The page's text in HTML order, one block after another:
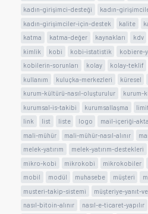
kadın-girişimci-desteği
kadın-
kadın-girişimciler-için-destek
kalite
katma
katma-değer kaynakları kdv
kimlik
kobi kobi-istatistik kobiere-
kobilerin-sorunları
kolay kolay-teklif
kullanım
kuluçka-merkezleri küresel
kurum-kültürü-nasıl-oluşturulur
kurum-
kurumsal-is-takibi
kurumsallaşma limit
link
list liste logo mail-içeriği-
mali-mühür
mali-mühür-nasıl-alınır
melek-yatırım
melek-yatırım-destekleri
mikro-kobi
mikrokobi mikrokobiler
mobil
modül muhasebe müşteri
musteri-takip-sistemi
müşteriye-yanıt-
nasıl-bitoin-alınır
nasıl-e-ticaret-yapılır